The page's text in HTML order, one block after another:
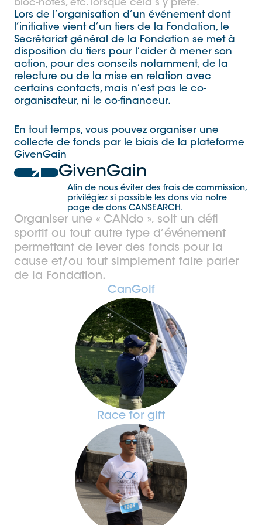
bloc-notes, etc. lorsque cela s’y prête.
Lors de l’organisation d’un événement dont
l’initiative vient d’un tiers de la Fondation, le
Secrétariat général de la Fondation se met à
disposition du tiers pour l’aider à mener son
action, pour des conseils notamment, de la
relecture ou de la mise en relation avec
certains contacts, mais n’est pas le co-
organisateur, ni le co-financeur.
En tout temps, vous pouvez organiser une
collecte de fonds par le biais de la plateforme
GivenGain
GivenGain
Afin de nous éviter des frais de commission,
privilégiez si possible les dons via notre
page de dons CANSEARCH.
Organiser une « CANdo », soit un défi
sportif ou tout autre type d’événement
permettant de lever des fonds pour la
cause et/ou tout simplement faire parler
de la Fondation.
CanGolf
Race for gift